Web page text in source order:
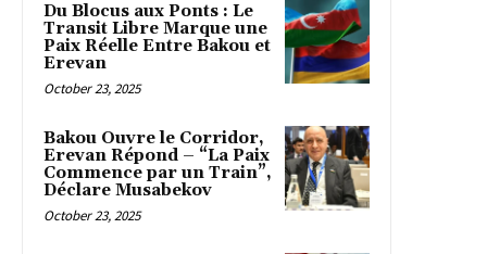
Du Blocus aux Ponts : Le
Transit Libre Marque une
Paix Réelle Entre Bakou et
Erevan
October 23, 2025
Bakou Ouvre le Corridor,
Erevan Répond – “La Paix
Commence par un Train”,
Déclare Musabekov
October 23, 2025